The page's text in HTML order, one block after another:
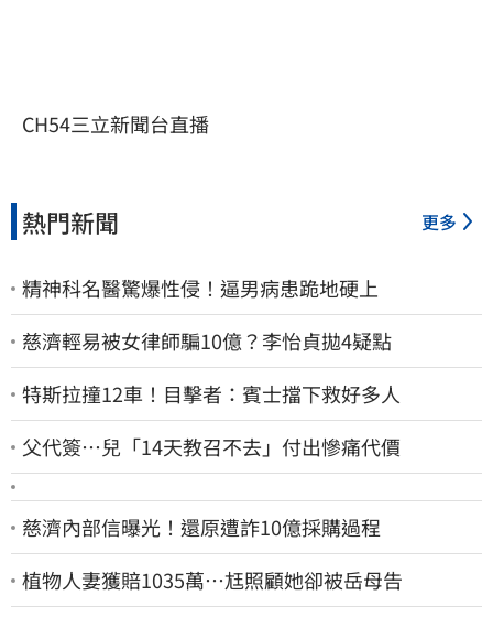
CH54三立新聞台直播
熱門新聞 更多
精神科名醫驚爆性侵！逼男病患跪地硬上
慈濟輕易被女律師騙10億？李怡貞拋4疑點
特斯拉撞12車！目擊者：賓士擋下救好多人
父代簽…兒「14天教召不去」付出慘痛代價
慈濟內部信曝光！還原遭詐10億採購過程
植物人妻獲賠1035萬…尪照顧她卻被岳母告